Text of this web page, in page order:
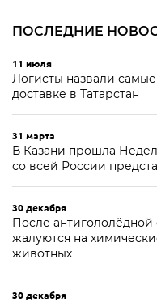
ПОСЛЕДНИЕ
11 июля
Логисты назвали
доставке в Татарстан
31 марта
В Казани прошла
со всей России
30 декабря
После
жалуются на
животных
30 декабря